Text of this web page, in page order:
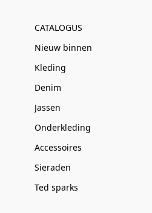
CATALOGUS
Nieuw binnen
Kleding
Denim
Jassen
Onderkleding
Accessoires
Sieraden
Ted sparks